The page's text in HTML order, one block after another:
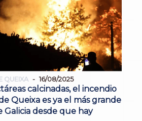
QUEIXA 16/08/2025
calcinadas, el incendio
Queixa es ya el más grande
Galicia desde que hay